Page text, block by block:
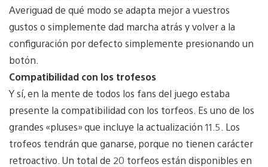
Averiguad de qué modo se adapta mejor a vuestros
gustos o simplemente dad marcha atrás y volver a la
configuración por defecto simplemente presionando un
botón.
Compatibilidad con los trofesos
Y sí, en la mente de todos los fans del juego estaba
presente la compatibilidad con los torfeos. Es uno de los
grandes «pluses» que incluye la actualización 11.5. Los
trofeos tendrán que ganarse, porque no tienen carácter
retroactivo. Un total de 20 torfeos están disponibles en